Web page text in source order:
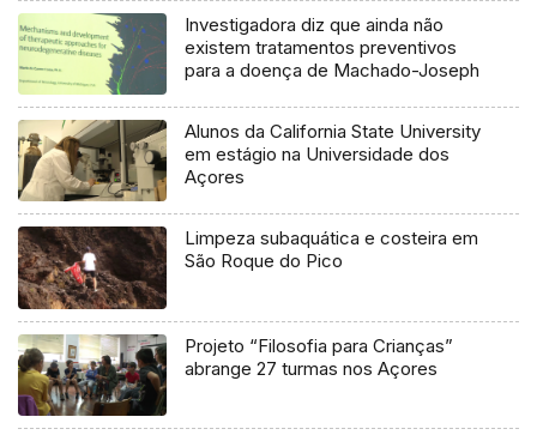
Investigadora diz que ainda não
existem tratamentos preventivos
para a doença de Machado-Joseph
Alunos da California State University
em estágio na Universidade dos
Açores
Limpeza subaquática e costeira em
São Roque do Pico
Projeto “Filosofia para Crianças”
abrange 27 turmas nos Açores